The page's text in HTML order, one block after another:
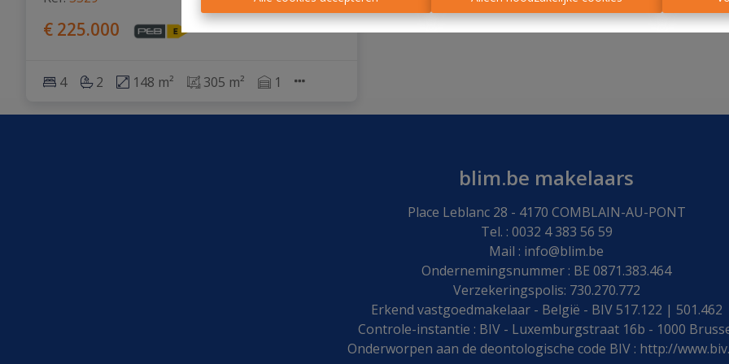
€ 225.000
4 2 148 m² 305 m² 1
blim.be makelaars
Place Leblanc 28 - 4170 COMBLAIN-AU-PONT
Tel. : 0032 4 383 56 59
Mail : info@blim.be
Ondernemingsnummer : BE 0871.383.464
Verzekeringspolis: 730.270.772
Erkend vastgoedmakelaar - België - BIV 517.122 | 501.462
Controle-instantie : BIV - Luxemburgstraat 16b - 1000
Onderworpen aan de deontologische code BIV : http://